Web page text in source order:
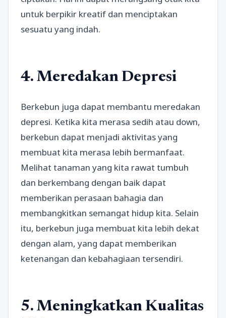
untuk berpikir kreatif dan menciptakan
sesuatu yang indah.
4. Meredakan Depresi
Berkebun juga dapat membantu meredakan
depresi. Ketika kita merasa sedih atau down,
berkebun dapat menjadi aktivitas yang
membuat kita merasa lebih bermanfaat.
Melihat tanaman yang kita rawat tumbuh
dan berkembang dengan baik dapat
memberikan perasaan bahagia dan
membangkitkan semangat hidup kita. Selain
itu, berkebun juga membuat kita lebih dekat
dengan alam, yang dapat memberikan
ketenangan dan kebahagiaan tersendiri.
5. Meningkatkan Kualitas